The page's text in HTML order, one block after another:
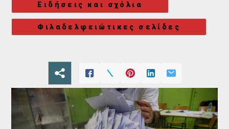
Ειδήσεις και σχόλια
Φιλαδελφειώτικες σελίδες